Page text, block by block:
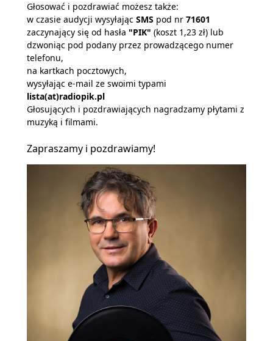
Głosować i pozdrawiać możesz także:
w czasie audycji wysyłając SMS pod nr 71601
zaczynający się od hasła "PIK" (koszt 1,23 zł) lub
dzwoniąc pod podany przez prowadzącego numer
telefonu,
na kartkach pocztowych,
wysyłając e-mail ze swoimi typami
lista(at)radiopik.pl
Głosujących i pozdrawiających nagradzamy płytami z
muzyką i filmami.
Zapraszamy i pozdrawiamy!